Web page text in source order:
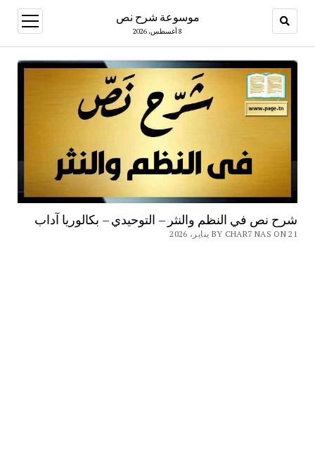
موسوعة شرح نص
8 أغسطس، 2026
open
menu
شرح نص في النظم والنثر – التوحيدي – بكالوريا آداب
BY CHAR7 NAS ON 21 يناير، 2026